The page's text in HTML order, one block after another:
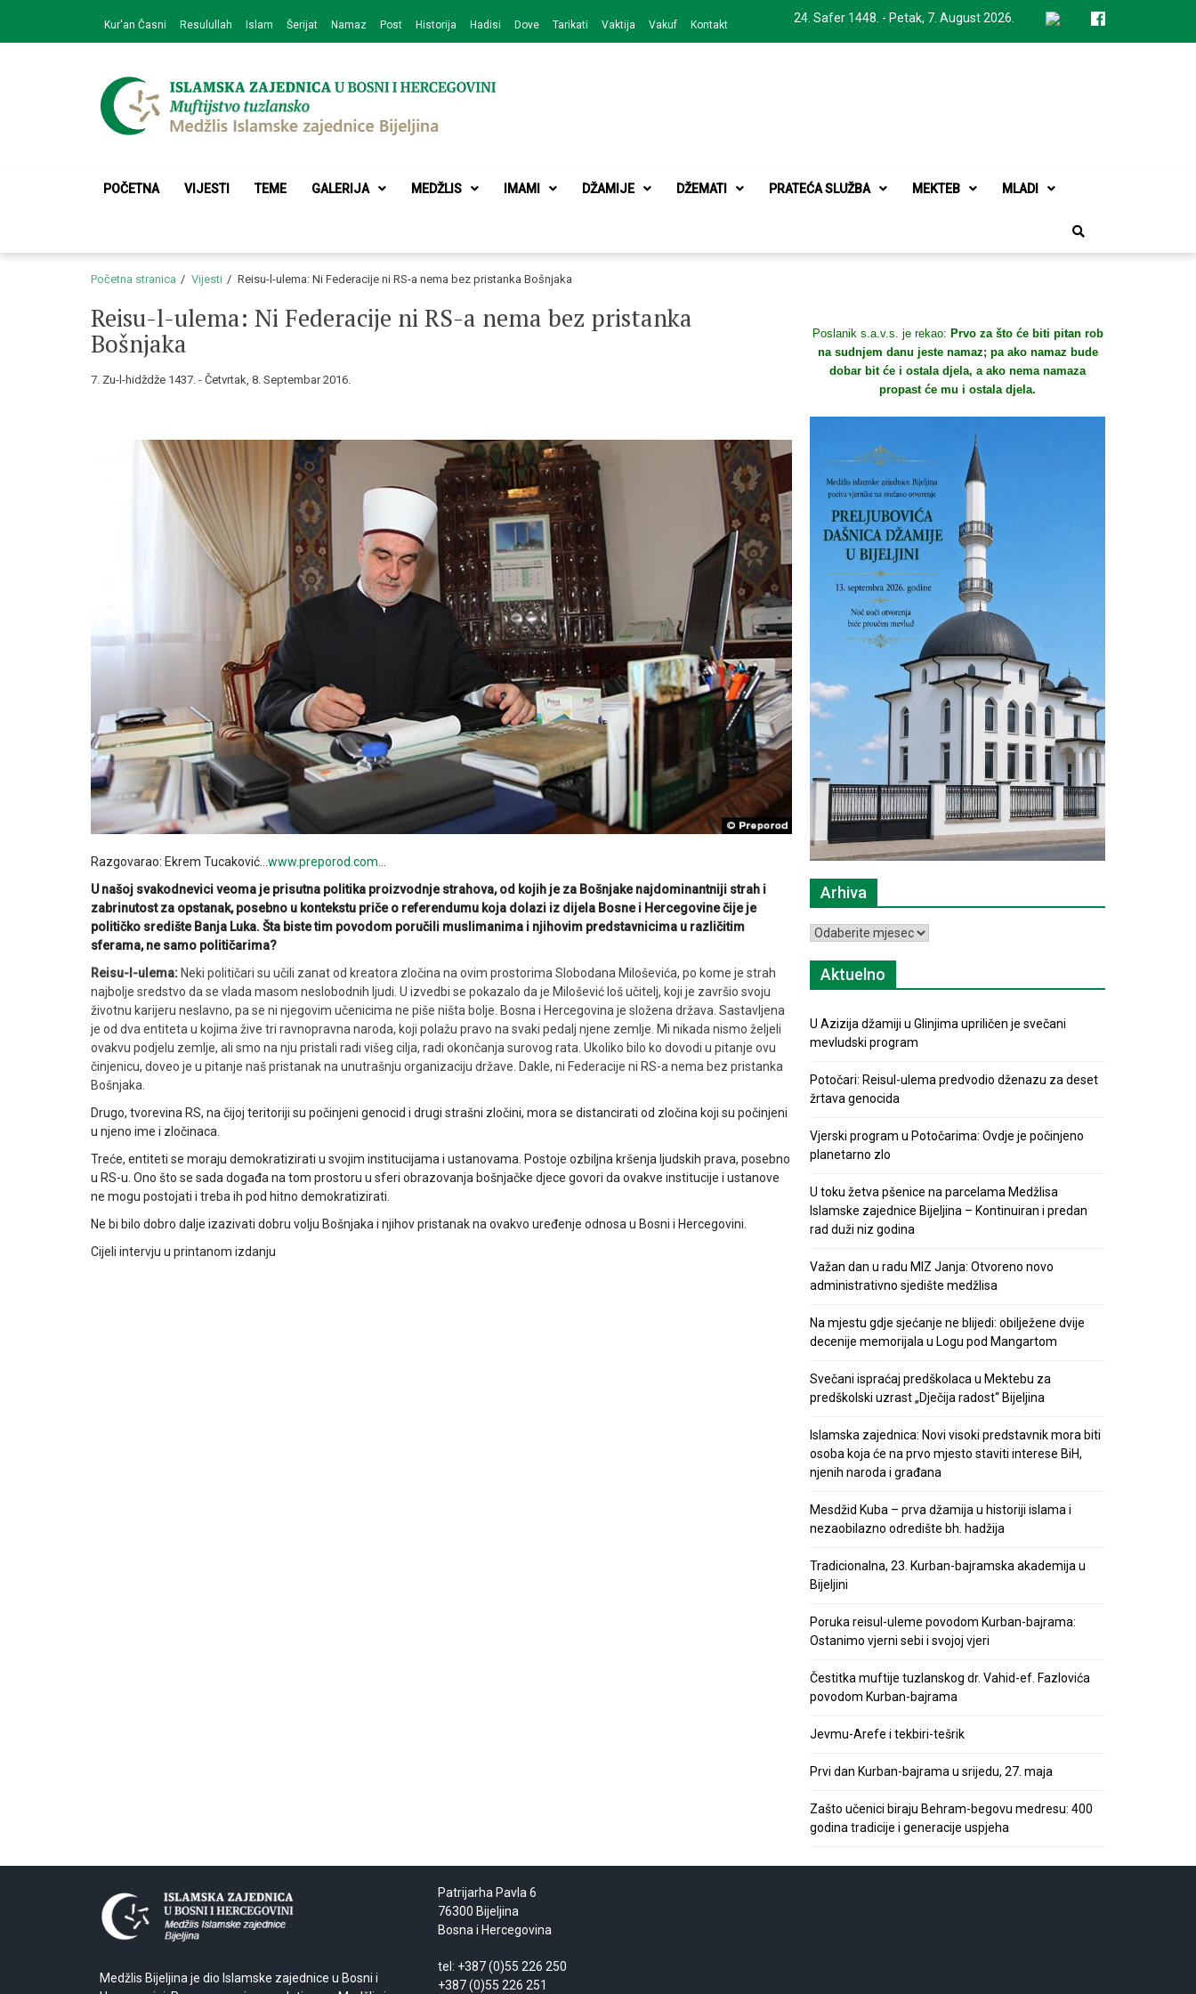
navigation
content
24. Safer 1448. - Petak, 7. August 2026.
Kur'an Časni Resulullah Islam Šerijat Namaz Post Historija Hadisi Dove Tarikati Vaktija Vakuf Kontakt
Medžlis Islamske zajednice Bijeljina
POČETNA VIJESTI TEME GALERIJA MEDŽLIS IMAMI DŽAMIJE DŽEMATI PRATEĆA SLUŽBA MEKTEB MLADI
Početna stranica Vijesti Reisu-l-ulema: Ni Federacije ni RS-a nema bez pristanka Bošnjaka
Reisu-l-ulema: Ni Federacije ni RS-a nema bez pristanka
Bošnjaka
7. Zu-l-hidždže 1437. - Četvrtak, 8. Septembar 2016.
Razgovarao: Ekrem Tucaković…www.preporod.com…
U našoj svakodnevici veoma je prisutna politika proizvodnje strahova, od kojih je za Bošnjake najdominantniji strah i
zabrinutost za opstanak, posebno u kontekstu priče o referendumu koja dolazi iz dijela Bosne i Hercegovine čije je
političko središte Banja Luka. Šta biste tim povodom poručili muslimanima i njihovim predstavnicima u različitim
sferama, ne samo političarima?
Reisu-l-ulema: Neki političari su učili zanat od kreatora zločina na ovim prostorima Slobodana Miloševića, po kome je strah
najbolje sredstvo da se vlada masom neslobodnih ljudi. U izvedbi se pokazalo da je Milošević loš učitelj, koji je završio svoju
životnu karijeru neslavno, pa se ni njegovim učenicima ne piše ništa bolje. Bosna i Hercegovina je složena država. Sastavljena
je od dva entiteta u kojima žive tri ravnopravna naroda, koji polažu pravo na svaki pedalj njene zemlje. Mi nikada nismo željeli
ovakvu podjelu zemlje, ali smo na nju pristali radi višeg cilja, radi okončanja surovog rata. Ukoliko bilo ko dovodi u pitanje ovu
činjenicu, doveo je u pitanje naš pristanak na unutrašnju organizaciju države. Dakle, ni Federacije ni RS-a nema bez pristanka
Bošnjaka.
Drugo, tvorevina RS, na čijoj teritoriji su počinjeni genocid i drugi strašni zločini, mora se distancirati od zločina koji su počinjeni
u njeno ime i zločinaca.
Treće, entiteti se moraju demokratizirati u svojim institucijama i ustanovama. Postoje ozbiljna kršenja ljudskih prava, posebno
u RS-u. Ono što se sada događa na tom prostoru u sferi obrazovanja bošnjačke djece govori da ovakve institucije i ustanove
ne mogu postojati i treba ih pod hitno demokratizirati.
Ne bi bilo dobro dalje izazivati dobru volju Bošnjaka i njihov pristanak na ovakvo uređenje odnosa u Bosni i Hercegovini.
Cijeli intervju u printanom izdanju
Poslanik s.a.v.s. je rekao: Prvo za što će biti pitan rob
na sudnjem danu jeste namaz; pa ako namaz bude
dobar bit će i ostala djela, a ako nema namaza
propast će mu i ostala djela.
Arhiva
Arhiva
Aktuelno
U Azizija džamiji u Glinjima upriličen je svečani
mevludski program
Potočari: Reisul-ulema predvodio dženazu za deset
žrtava genocida
Vjerski program u Potočarima: Ovdje je počinjeno
planetarno zlo
U toku žetva pšenice na parcelama Medžlisa
Islamske zajednice Bijeljina – Kontinuiran i predan
rad duži niz godina
Važan dan u radu MIZ Janja: Otvoreno novo
administrativno sjedište medžlisa
Na mjestu gdje sjećanje ne blijedi: obilježene dvije
decenije memorijala u Logu pod Mangartom
Svečani ispraćaj predškolaca u Mektebu za
predškolski uzrast „Dječija radost“ Bijeljina
Islamska zajednica: Novi visoki predstavnik mora biti
osoba koja će na prvo mjesto staviti interese BiH,
njenih naroda i građana
Mesdžid Kuba – prva džamija u historiji islama i
nezaobilazno odredište bh. hadžija
Tradicionalna, 23. Kurban-bajramska akademija u
Bijeljini
Poruka reisul-uleme povodom Kurban-bajrama:
Ostanimo vjerni sebi i svojoj vjeri
Čestitka muftije tuzlanskog dr. Vahid-ef. Fazlovića
povodom Kurban-bajrama
Jevmu-Arefe i tekbiri-tešrik
Prvi dan Kurban-bajrama u srijedu, 27. maja
Zašto učenici biraju Behram-begovu medresu: 400
godina tradicije i generacije uspjeha
Medžlis Bijeljina je dio Islamske zajednice u Bosni i
Patrijarha Pavla 6
76300 Bijeljina
Bosna i Hercegovina
tel: +387 (0)55 226 250
+387 (0)55 226 251